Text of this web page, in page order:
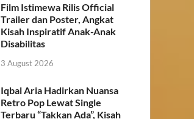
Film Istimewa Rilis Official
Trailer dan Poster, Angkat
Kisah Inspiratif Anak-Anak
Disabilitas
3 August 2026
Iqbal Aria Hadirkan Nuansa
Retro Pop Lewat Single
Terbaru “Takkan Ada”, Kisah